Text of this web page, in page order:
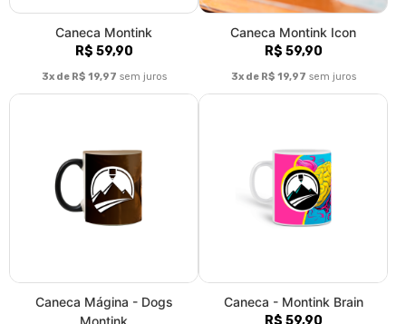
Caneca Montink
R$ 59,90
3x de R$ 19,97 sem juros
Caneca Montink Icon
R$ 59,90
3x de R$ 19,97 sem juros
Caneca Mágina - Dogs
Caneca - Montink Brain